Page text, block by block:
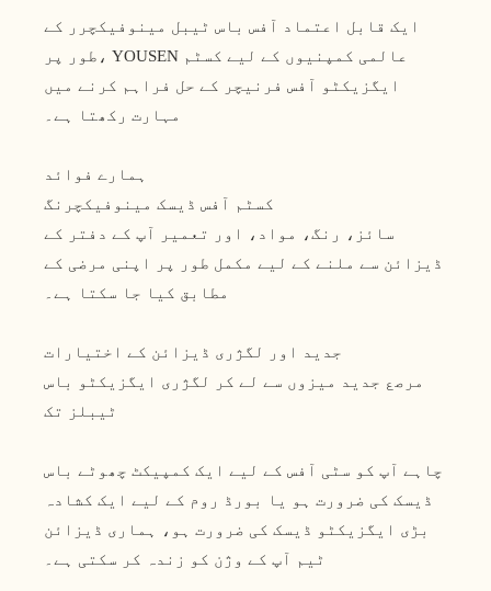
ایک قابل اعتماد آفس باس ٹیبل مینوفیکچرر کے
طور پر، YOUSEN عالمی کمپنیوں کے لیے کسٹم
ایگزیکٹو آفس فرنیچر کے حل فراہم کرنے میں
مہارت رکھتا ہے۔
ہمارے فوائد
کسٹم آفس ڈیسک مینوفیکچرنگ
سائز، رنگ، مواد، اور تعمیر آپ کے دفتر کے
ڈیزائن سے ملنے کے لیے مکمل طور پر اپنی مرضی کے
مطابق کیا جا سکتا ہے۔
جدید اور لگژری ڈیزائن کے اختیارات
مرصع جدید میزوں سے لے کر لگژری ایگزیکٹو باس
ٹیبلز تک
چاہے آپ کو سٹی آفس کے لیے ایک کمپیکٹ چھوٹے باس
ڈیسک کی ضرورت ہو یا بورڈ روم کے لیے ایک کشادہ
بڑی ایگزیکٹو ڈیسک کی ضرورت ہو، ہماری ڈیزائن
ٹیم آپ کے وژن کو زندہ کر سکتی ہے۔